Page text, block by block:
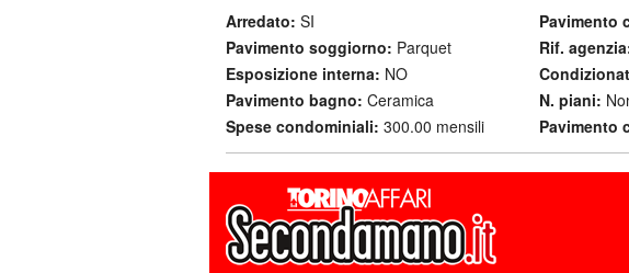
Arredato: SI Pavimento
Pavimento soggiorno: Parquet Rif.
Esposizione interna: NO
Pavimento bagno: Ceramica N. piani:
Spese condominiali: 300.00 mensili Pavimento